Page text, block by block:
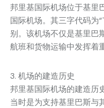
邦里基国际机场位于基里
国际机场。其三字代码为
别。该机场不仅是基里巴
航班和货物运输中发挥着
3. 机场的建造历史
邦里基国际机场的建造历
当时是为支持基里巴斯与